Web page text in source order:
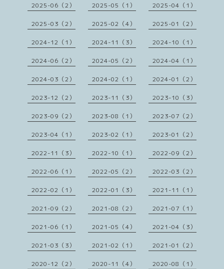
2025-06（2） 2025-05（1） 2025-04（1）
2025-03（2） 2025-02（4） 2025-01（2）
2024-12（1） 2024-11（3） 2024-10（1）
2024-06（2） 2024-05（2） 2024-04（1）
2024-03（2） 2024-02（1） 2024-01（2）
2023-12（2） 2023-11（3） 2023-10（3）
2023-09（2） 2023-08（1） 2023-07（2）
2023-04（1） 2023-02（1） 2023-01（2）
2022-11（3） 2022-10（1） 2022-09（2）
2022-06（1） 2022-05（2） 2022-03（2）
2022-02（1） 2022-01（3） 2021-11（1）
2021-09（2） 2021-08（2） 2021-07（1）
2021-06（1） 2021-05（4） 2021-04（3）
2021-03（3） 2021-02（1） 2021-01（2）
2020-12（2） 2020-11（4） 2020-08（1）